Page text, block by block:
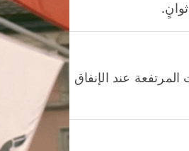
عند الإنفاق